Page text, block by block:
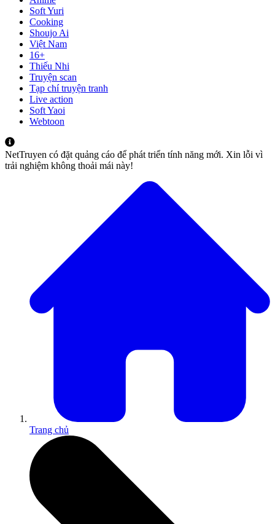
Soft Yuri
Cooking
Shoujo Ai
Việt Nam
16+
Thiếu Nhi
Truyện scan
Tạp chí truyện tranh
Live action
Soft Yaoi
Webtoon
NetTruyen có đặt quảng cáo để phát triển tính năng mới. Xin lỗi vì
trải nghiệm không thoải mái này!
Trang chủ